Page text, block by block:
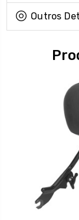
Outros